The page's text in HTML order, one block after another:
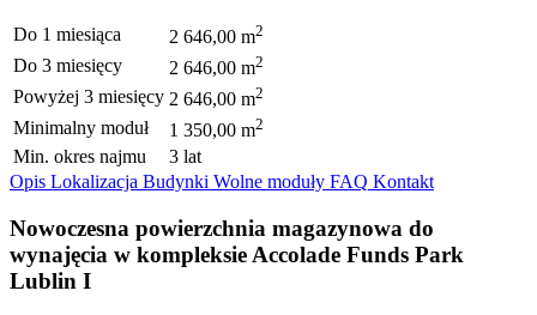
Do 1 miesiąca 2 646,00 m2
Do 3 miesięcy 2 646,00 m2
Powyżej 3 miesięcy 2 646,00 m2
Minimalny moduł 1 350,00 m2
Min. okres najmu
3 lat
Opis Lokalizacja Budynki Wolne moduły FAQ Kontakt
Nowoczesna powierzchnia magazynowa do
wynajęcia w kompleksie Accolade Funds Park
Lublin I